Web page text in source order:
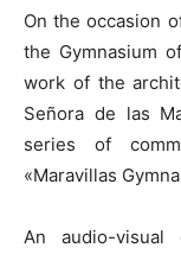
On the occasion
the Gymnasium
work of the
Señora de las
series of
«Maravillas
An audio-visual